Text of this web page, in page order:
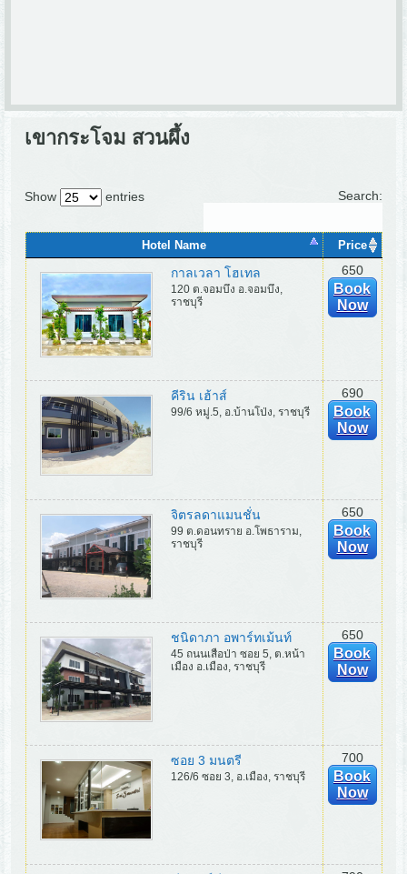
เขากระโจม สวนผึ้ง
Show entries Search:
Hotel Name Price
กาลเวลา โฮเทล
120 ต.จอมบึง อ.จอมบึง,
ราชบุรี
650
Book
Now
คีริน เฮ้าส์
99/6 หมู่.5, อ.บ้านโป่ง, ราชบุรี
690
Book
Now
จิตรลดาแมนชั่น
99 ต.ดอนทราย อ.โพธาราม,
ราชบุรี
650
Book
Now
ชนิดาภา อพาร์ทเม้นท์
45 ถนนเสือป่า ซอย 5, ต.หน้า
เมือง อ.เมือง, ราชบุรี
650
Book
Now
ซอย 3 มนตรี
126/6 ซอย 3, อ.เมือง, ราชบุรี
700
Book
Now